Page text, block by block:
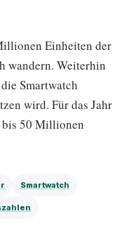
Einheiten der
wandern. Weiterhin
Smartwatch
wird. Für das Jahr
50 Millionen
Smartwatch